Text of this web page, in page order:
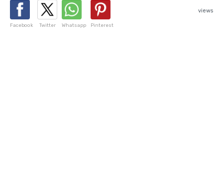
Facebook Twitter Whatsapp Pinterest
views